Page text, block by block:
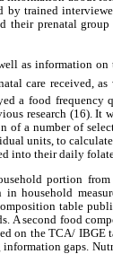
trained
their prenatal
as information
care received,
a food
research (16).
of a number of
units, to
into their daily
portion
household
table
A second food
on the TCA/
gaps.